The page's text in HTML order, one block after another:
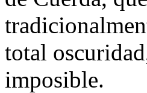
total
imposible.